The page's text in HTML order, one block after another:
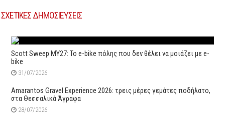
ΣΧΕΤΙΚΕΣ ΔΗΜΟΣΙΕΥΣΕΙΣ
Scott Sweep MY27: Το e-bike πόλης που δεν θέλει να μοιάζει με e-
bike
31/07/2026
Amarantos Gravel Experience 2026: τρεις μέρες γεμάτες ποδήλατο,
στα Θεσσαλικά Άγραφα
28/07/2026